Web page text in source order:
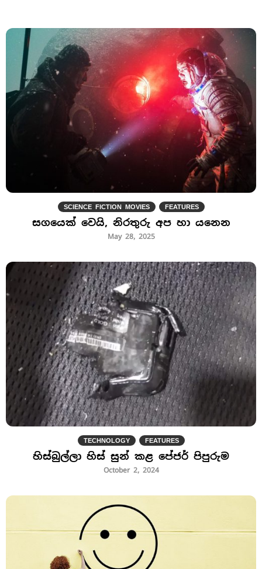
SCIENCE FICTION MOVIES FEATURES
සගයෙක් වෙයි, නිරතුරු අප හා යනෙන
May 28, 2025
TECHNOLOGY FEATURES
හිස්බුල්ලා හිස් සුන් කළ පේජර් පිපුරුම
October 2, 2024